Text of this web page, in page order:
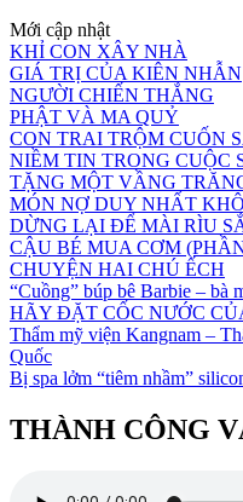
Mới cập nhật
KHỈ CON XÂY NHÀ
GIÁ TRỊ CỦA KIÊN NHẪN
NGƯỜI CHIẾN THẮNG
PHẬT VÀ MA QUỶ
CON TRAI TRỘM CUỐN
NIỀM TIN TRONG CUỘC
TẶNG MỘT VẦNG
MÓN NỢ DUY NHẤT
DỪNG LẠI ĐỂ MÀI RÌU
CẬU BÉ MUA CƠM
CHUYỆN HAI CHÚ ẾCH
“Cuồng” búp bê Barbie – bà
HÃY ĐẶT CỐC NƯỚC
Thẩm mỹ viện Kangnam –
Quốc
Bị spa lởm “tiêm nhầm”
THÀNH CÔNG